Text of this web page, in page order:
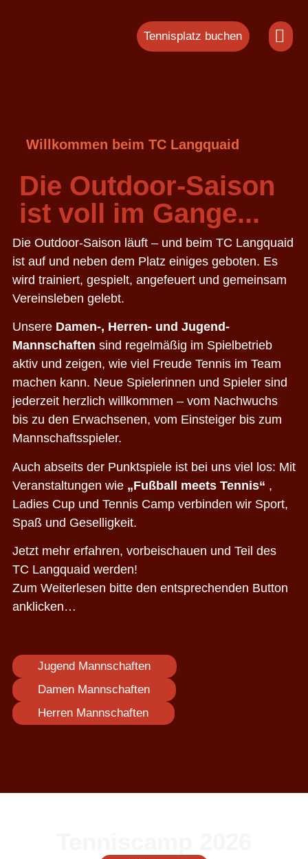
Tennisplatz buchen
Willkommen beim TC Langquaid
Die Outdoor-Saison
ist voll im Gange...
Die Outdoor-Saison läuft – und beim TC Langquaid
ist auf und neben dem Platz einiges geboten. Es
wird trainiert, gespielt, angefeuert und gemeinsam
Vereinsleben gelebt.
Unsere Damen-, Herren- und Jugend-
Mannschaften sind regelmäßig im Spielbetrieb
aktiv und zeigen, wie viel Freude Tennis im Team
machen kann. Neue Spielerinnen und Spieler sind
jederzeit herzlich willkommen – vom Nachwuchs
bis zu den Erwachsenen, vom Einsteiger bis zum
Mannschaftsspieler.
Auch abseits der Punktspiele ist bei uns viel los: Mit
Veranstaltungen wie „Fußball meets Tennis“ ,
Ladies Cup und Tennis Camp verbinden wir Sport,
Spaß und Geselligkeit.
Jetzt mehr erfahren, vorbeischauen und Teil des
TC Langquaid werden!
Zum Weiterlesen bitte den entsprechenden Button
anklicken…
Jugend Mannschaften
Damen Mannschaften
Herren Mannschaften